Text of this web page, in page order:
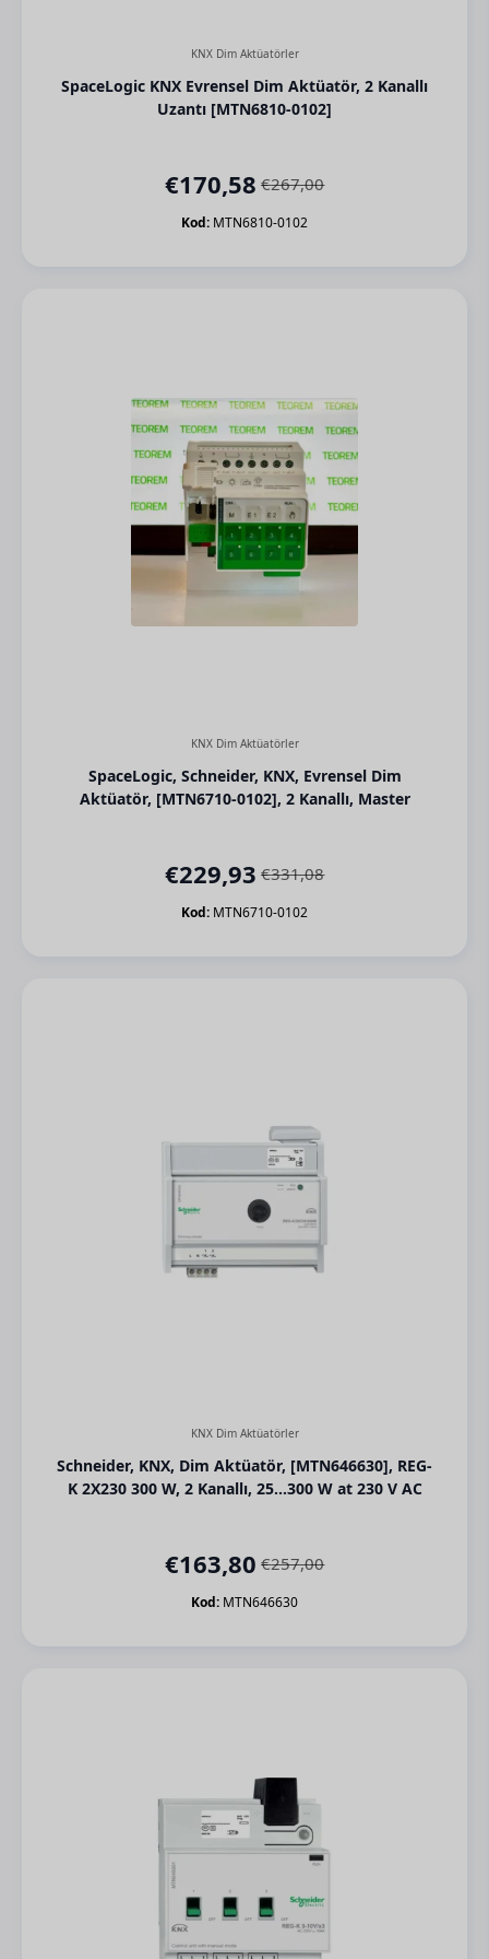
KNX Dim Aktüatörler
SpaceLogic KNX Evrensel Dim Aktüatör, 2 Kanallı
Uzantı [MTN6810-0102]
€267,00
Orijinal
fiyat:
€170,58Şu
andaki
Kod: MTN6810-0102
KNX Dim Aktüatörler
SpaceLogic, Schneider, KNX, Evrensel Dim
Aktüatör, [MTN6710-0102], 2 Kanallı, Master
€331,08
Orijinal
fiyat:
€229,93Şu
andaki
Kod: MTN6710-0102
KNX Dim Aktüatörler
Schneider, KNX, Dim Aktüatör, [MTN646630], REG-
K 2X230 300 W, 2 Kanallı, 25…300 W at 230 V AC
€257,00
Orijinal
fiyat:
€163,80Şu
andaki
Kod: MTN646630